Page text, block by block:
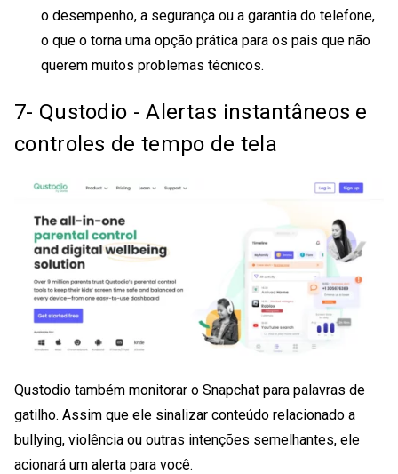
o desempenho, a segurança ou a garantia do telefone,
o que o torna uma opção prática para os pais que não
querem muitos problemas técnicos.
7- Qustodio - Alertas instantâneos e
controles de tempo de tela
Qustodio também monitorar o Snapchat para palavras de
gatilho. Assim que ele sinalizar conteúdo relacionado a
bullying, violência ou outras intenções semelhantes, ele
acionará um alerta para você.